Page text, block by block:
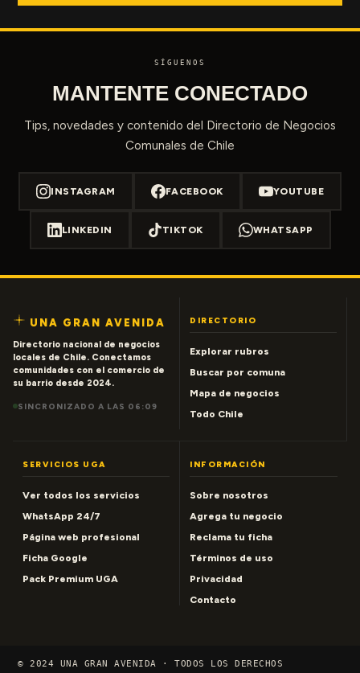
SÍGUENOS
MANTENTE CONECTADO
Tips, novedades y contenido del Directorio de Negocios
Comunales de Chile
INSTAGRAM FACEBOOK YOUTUBE
LINKEDIN TIKTOK WHATSAPP
UNA GRAN AVENIDA
Directorio nacional de negocios
locales de Chile. Conectamos
comunidades con el comercio de
su barrio desde 2024.
SINCRONIZADO A LAS 06:09
DIRECTORIO
Explorar rubros
Buscar por comuna
Mapa de negocios
Todo Chile
SERVICIOS UGA
Ver todos los servicios
WhatsApp 24/7
Página web profesional
Ficha Google
Pack Premium UGA
INFORMACIÓN
Sobre nosotros
Agrega tu negocio
Reclama tu ficha
Términos de uso
Privacidad
Contacto
© 2024 UNA GRAN AVENIDA · TODOS LOS DERECHOS